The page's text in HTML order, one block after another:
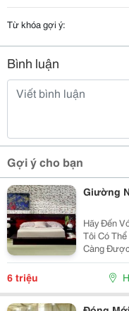
Từ khóa gợi ý:
Bình luận
Gợi ý cho bạn
Giường
Hãy Đến
Tôi Có Thể Làm
Càng
Nó Mang
Các Gia
6 triệu